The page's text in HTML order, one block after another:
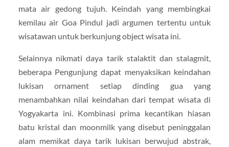
mata air gedong tujuh. Keindah yang membingkai
kemilau air Goa Pindul jadi argumen tertentu untuk
wisatawan untuk berkunjung object wisata ini.
Selainnya nikmati daya tarik stalaktit dan stalagmit,
beberapa Pengunjung dapat menyaksikan keindahan
lukisan ornament setiap dinding gua yang
menambahkan nilai keindahan dari tempat wisata di
Yogyakarta ini. Kombinasi prima kecantikan hiasan
batu kristal dan moonmilk yang disebut peninggalan
alam memikat daya tarik lukisan berwujud abstrak,